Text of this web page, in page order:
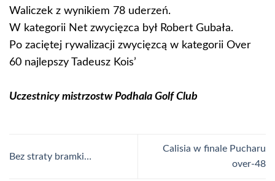
Waliczek z wynikiem 78 uderzeń.
W kategorii Net zwycięzca był Robert Gubała.
Po zaciętej rywalizacji zwycięzcą w kategorii Over
60 najlepszy Tadeusz Kois’
Uczestnicy mistrzostw Podhala Golf Club
Bez straty bramki…
Calisia w finale Pucharu
over-48